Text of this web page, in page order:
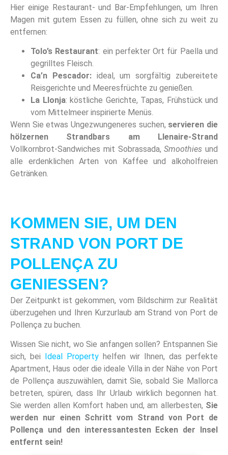
Hier einige Restaurant- und Bar-Empfehlungen, um Ihren
Magen mit gutem Essen zu füllen, ohne sich zu weit zu
entfernen:
Tolo’s Restaurant: ein perfekter Ort für Paella und
gegrilltes Fleisch.
Ca’n Pescador:ideal, um sorgfältig zubereitete
Reisgerichte und Meeresfrüchte zu genießen.
La Llonja: köstliche Gerichte, Tapas, Frühstück und
vom Mittelmeer inspirierte Menüs.
Wenn Sie etwas Ungezwungeneres suchen, servieren die
hölzernen Strandbars am Llenaire-Strand
Vollkornbrot-Sandwiches mit Sobrassada,Smoothies und
alle erdenklichen Arten von Kaffee und alkoholfreien
Getränken.
KOMMEN SIE, UM DEN
STRAND VON PORT DE
POLLENÇA ZU
GENIESSEN?
Der Zeitpunkt ist gekommen, vom Bildschirm zur Realität
überzugehen und Ihren Kurzurlaub am Strand von Port de
Pollença zu buchen.
Wissen Sie nicht, wo Sie anfangen sollen? Entspannen Sie
sich, bei
Ideal Property helfen wir Ihnen, das perfekte
Apartment, Haus oder die ideale Villa in der Nähe von Port
de Pollença auszuwählen, damit Sie, sobald Sie Mallorca
betreten, spüren, dass Ihr Urlaub wirklich begonnen hat.
Sie werden allen Komfort haben und, am allerbesten, Sie
werden nur einen Schritt vom Strand von Port de
Pollença und den interessantesten Ecken der Insel
entfernt sein!